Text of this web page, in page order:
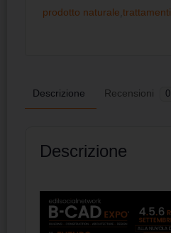
prodotto naturale trattamenti
Descrizione Recensioni 0
Descrizione